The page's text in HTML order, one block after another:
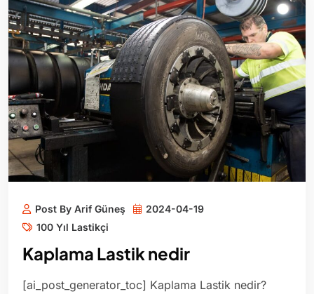
Post By Arif Güneş
2024-04-19
100 Yıl Lastikçi
Kaplama Lastik nedir
[ai_post_generator_toc] Kaplama Lastik nedir?